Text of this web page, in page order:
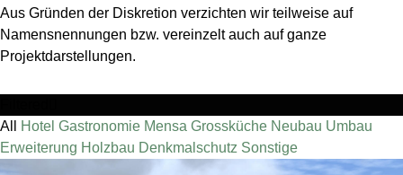
Aus Gründen der Diskretion verzichten wir teilweise auf
Namensnennungen bzw. vereinzelt auch auf ganze
Projektdarstellungen.
All
Hotel Gastronomie Mensa Grossküche Neubau Umbau
Erweiterung Holzbau Denkmalschutz Sonstige